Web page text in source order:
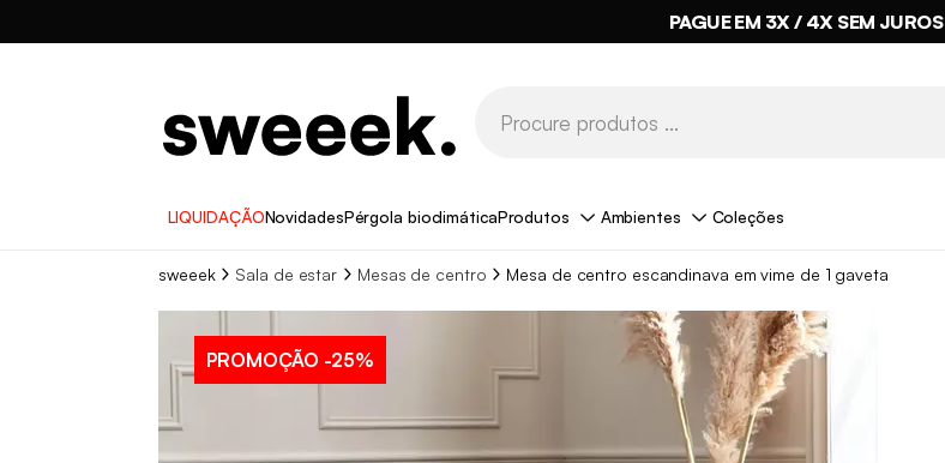
PAGUE EM 3X / 4X SEM JUROS
LIQUIDAÇÃONovidadesPérgola bioclimáticaProdutos Ambientes Coleções
sweeek Sala de estar Mesas de centro Mesa de centro escandinava em vime de 1 gaveta
PROMOÇÃO -25%